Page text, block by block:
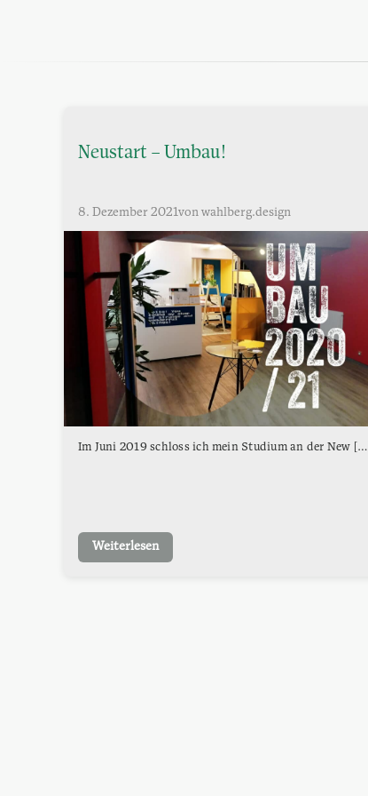
Neustart – Umbau!
8. Dezember 2021von wahlberg.design
Im Juni 2019 schloss ich mein Studium an der New […]
Weiterlesen